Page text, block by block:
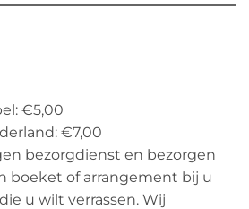
€5,00
€7,00
bezorgdienst en bezorgen
boeket of arrangement bij u
u wilt verrassen. Wij